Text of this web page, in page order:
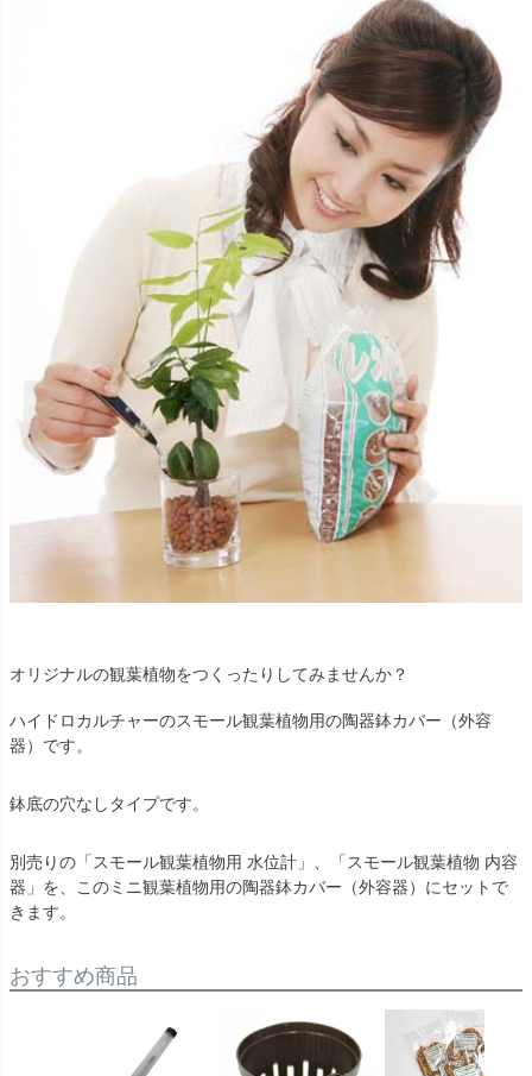
オリジナルの観葉植物をつくったりしてみませんか？
ハイドロカルチャーのスモール観葉植物用の陶器鉢カバー（外容
器）です。
鉢底の穴なしタイプです。
別売りの「スモール観葉植物用 水位計」、「スモール観葉植物 内容
器」を、このミニ観葉植物用の陶器鉢カバー（外容器）にセットで
きます。
おすすめ商品